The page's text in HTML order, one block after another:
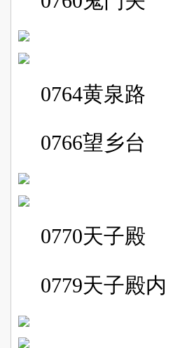
0764黄泉路
0766望乡台
0770天子殿
0779天子殿内